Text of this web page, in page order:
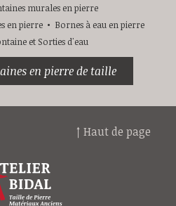
murales en pierre
en pierre
Bornes à eau en pierre
et Sorties d'eau
en pierre de taille
↑ Haut de page